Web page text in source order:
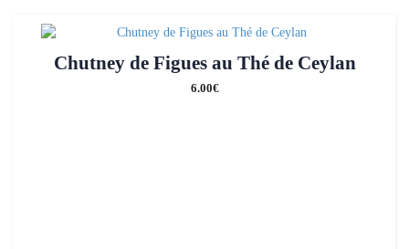
Chutney de Figues au Thé de Ceylan
6.00€